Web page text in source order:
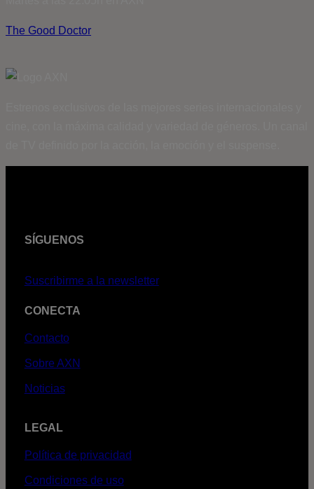
The Good Doctor
SÍGUENOS
Suscribirme a la newsletter
CONECTA
Contacto
Sobre AXN
Noticias
LEGAL
Política de privacidad
Condiciones de uso